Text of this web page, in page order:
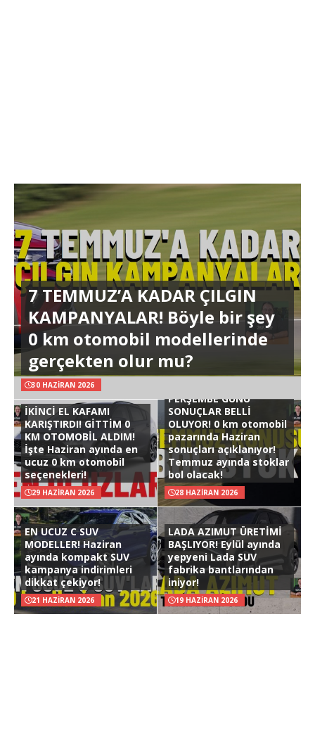
7 TEMMUZ’A KADAR ÇILGIN
KAMPANYALAR! Böyle bir şey
0 km otomobil modellerinde
gerçekten olur mu?
30 HAZIRAN 2026
İKİNCİ EL KAFAMI
KARIŞTIRDI! GİTTİM 0
KM OTOMOBİL ALDIM!
İşte Haziran ayında en
ucuz 0 km otomobil
seçenekleri!
29 HAZIRAN 2026
PERŞEMBE GÜNÜ
SONUÇLAR BELLİ
OLUYOR! 0 km otomobil
pazarında Haziran
sonuçları açıklanıyor!
Temmuz ayında stoklar
bol olacak!
28 HAZIRAN 2026
EN UCUZ C SUV
MODELLER! Haziran
ayında kompakt SUV
kampanya indirimleri
dikkat çekiyor!
21 HAZIRAN 2026
LADA AZIMUT ÜRETİMİ
BAŞLIYOR! Eylül ayında
yepyeni Lada SUV
fabrika bantlarından
iniyor!
19 HAZIRAN 2026